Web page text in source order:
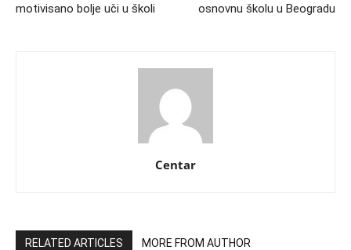
motivisano bolje uči u školi
osnovnu školu u Beogradu
Centar
RELATED ARTICLES MORE FROM AUTHOR